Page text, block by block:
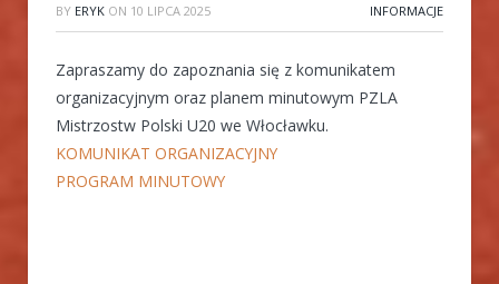
BY ERYK ON 10 LIPCA 2025 INFORMACJE
Zapraszamy do zapoznania się z komunikatem
organizacyjnym oraz planem minutowym PZLA
Mistrzostw Polski U20 we Włocławku.
KOMUNIKAT ORGANIZACYJNY
PROGRAM MINUTOWY